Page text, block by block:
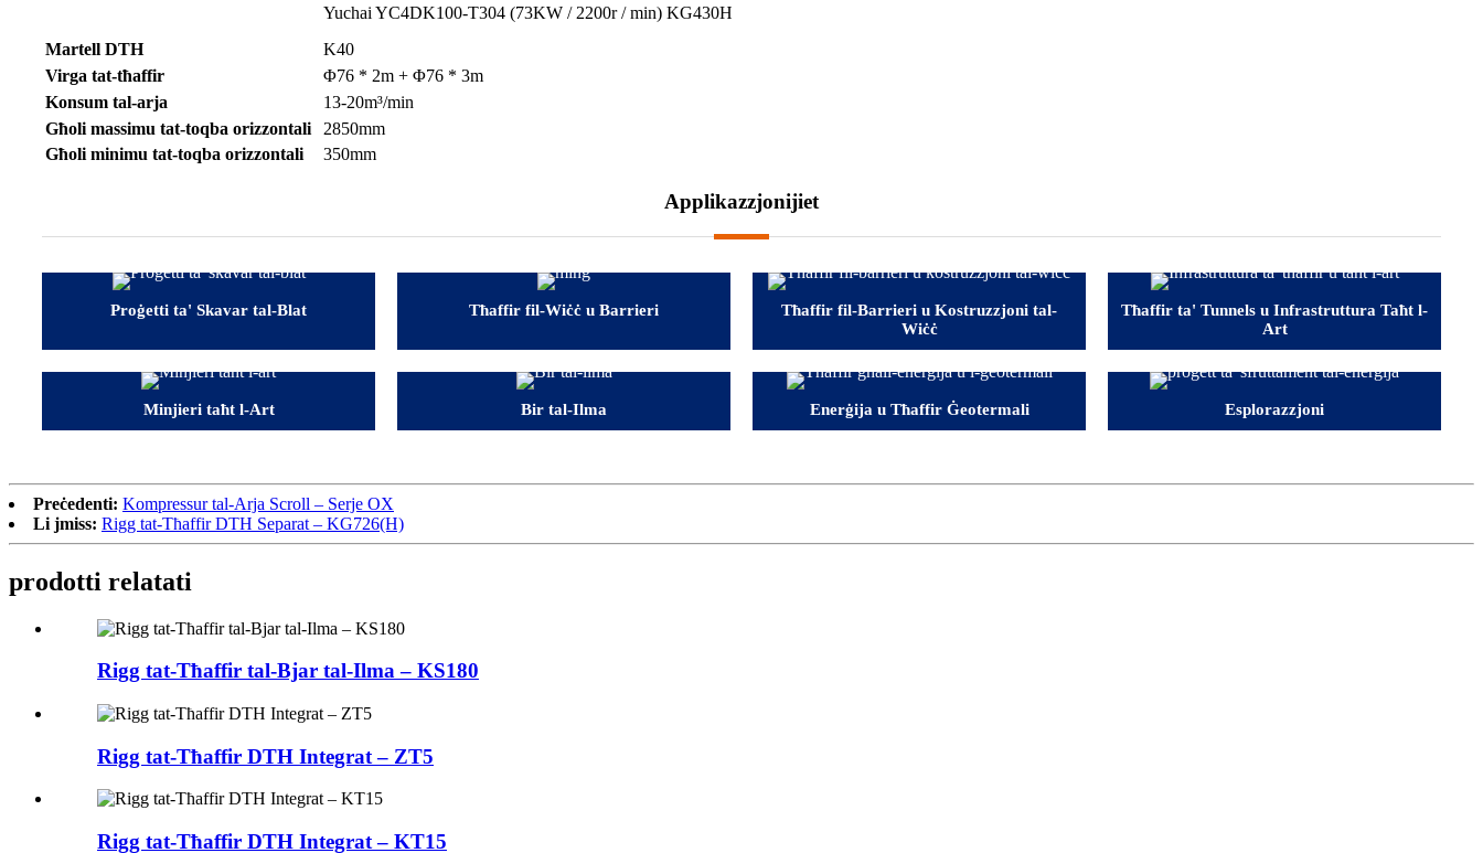
Yuchai YC4DK100-T304 (73KW / 2200r / min) KG430H
Martell DTH
K40
Virga tat-tħaffir
Φ76 * 2m + Φ76 * 3m
Konsum tal-arja
13-20m³/min
Għoli massimu tat-toqba orizzontali
2850mm
Għoli minimu tat-toqba orizzontali
350mm
Applikazzjonijiet
Proġetti ta' Skavar tal-Blat Tħaffir fil-Wiċċ u Barrieri
Tħaffir fil-Barrieri u Kostruzzjoni tal-
Wiċċ
Tħaffir ta' Tunnels u Infrastruttura Taħt l-
Art
Minjieri taħt l-Art Bir tal-Ilma Enerġija u Tħaffir Ġeotermali Esplorazzjoni
Preċedenti: Kompressur tal-Arja Scroll – Serje OX
Li jmiss: Rigg tat-Tħaffir DTH Separat – KG726(H)
prodotti relatati
Rigg tat-Tħaffir tal-Bjar tal-Ilma – KS180
Rigg tat-Tħaffir DTH Integrat – ZT5
Rigg tat-Tħaffir DTH Integrat – KT15